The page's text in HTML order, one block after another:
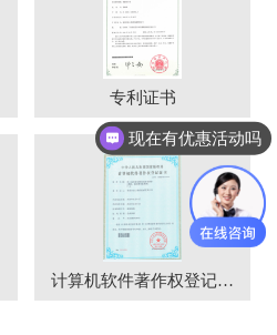
专利证书
计算机软件著作权登记证书
现在有优惠活动吗